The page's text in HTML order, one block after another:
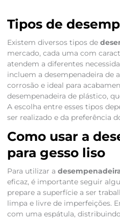
Tipos de
Existem diversos tipos de
mercado, cada uma com
atendem a diferentes
incluem a desempenadeira de
corrosão e ideal para
desempenadeira de plástico,
A escolha entre esses tipos
ser realizado e da preferência
Como usar a
para gesso liso
Para utilizar a
eficaz, é importante seguir
prepare a superfície a ser
limpa e livre de imperfeições.
com uma espátula,